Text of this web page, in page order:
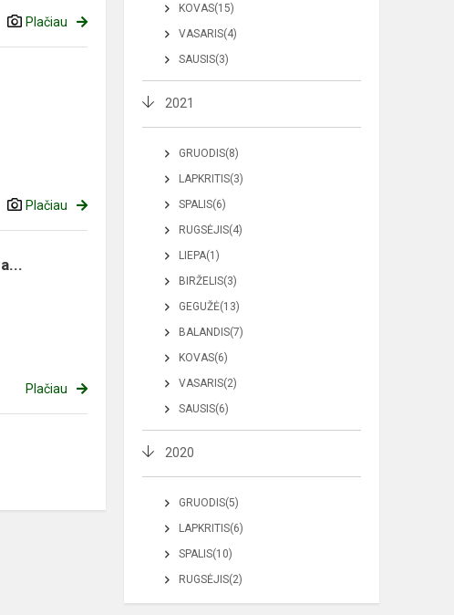
Plačiau
Plačiau
Plačiau
KOVAS(15)
VASARIS(4)
SAUSIS(3)
2021
GRUODIS(8)
LAPKRITIS(3)
SPALIS(6)
RUGSĖJIS(4)
LIEPA(1)
BIRŽELIS(3)
GEGUŽĖ(13)
BALANDIS(7)
KOVAS(6)
VASARIS(2)
SAUSIS(6)
2020
GRUODIS(5)
LAPKRITIS(6)
SPALIS(10)
RUGSĖJIS(2)